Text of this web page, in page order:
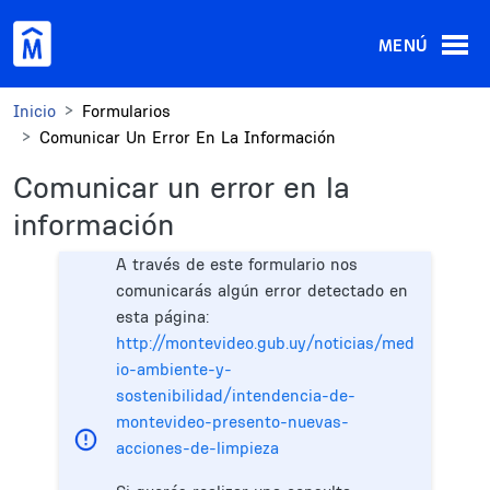
MENÚ
Inicio
Formularios
Comunicar Un Error En La Información
Comunicar un error en la
información
A través de este formulario nos
comunicarás algún error detectado en
esta página:
http://montevideo.gub.uy/noticias/med
io-ambiente-y-
sostenibilidad/intendencia-de-
montevideo-presento-nuevas-
acciones-de-limpieza